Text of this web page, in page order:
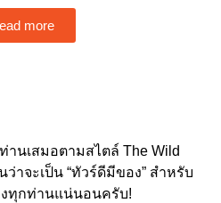
more
านเสมอตามสไตล์ The Wild
ว่าจะเป็น “ทัวร์ดีมีของ” สำหรับ
ทุกท่านแน่นอนครับ!